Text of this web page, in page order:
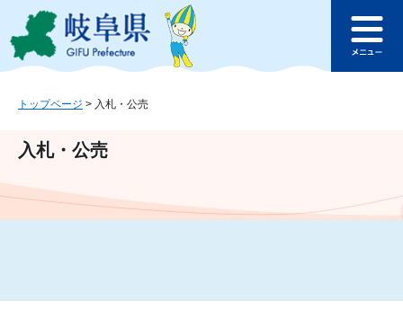
ジ
ュ
文
このページの本文へ
ュ
トップページ > 入札・公売
入札・公売